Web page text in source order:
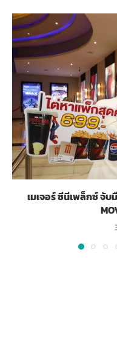
เมเจอร์ ซีนีเพล็กซ์ จับ